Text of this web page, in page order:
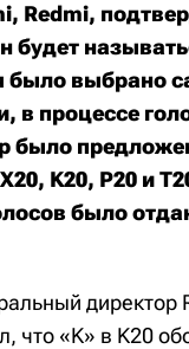
Redmi,
будет
было выбрано
в процессе
было
K20, P20 и
было
директор
что «K» в K20